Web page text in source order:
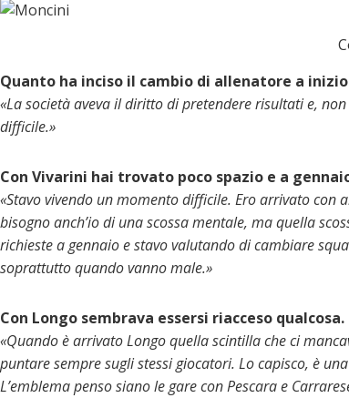
Quanto ha inciso il cambio di allenatore a
«La società aveva il diritto di pretendere risultati e,
difficile.»
Con Vivarini hai trovato poco spazio e a
«Stavo vivendo un momento difficile. Ero arrivato con
bisogno anch’io di una scossa mentale, ma quella
richieste a gennaio e stavo valutando di cambiare
soprattutto quando vanno male.»
Con Longo sembrava essersi riacceso
«Quando è arrivato Longo quella scintilla che ci
puntare sempre sugli stessi giocatori. Lo capisco, è
L’emblema penso siano le gare con Pescara e